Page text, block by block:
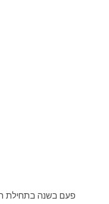
פעם בשנה בתחילת